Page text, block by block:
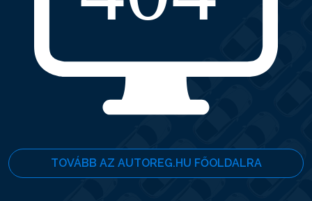
TOVÁBB AZ AUTOREG.HU FŐOLDALRA